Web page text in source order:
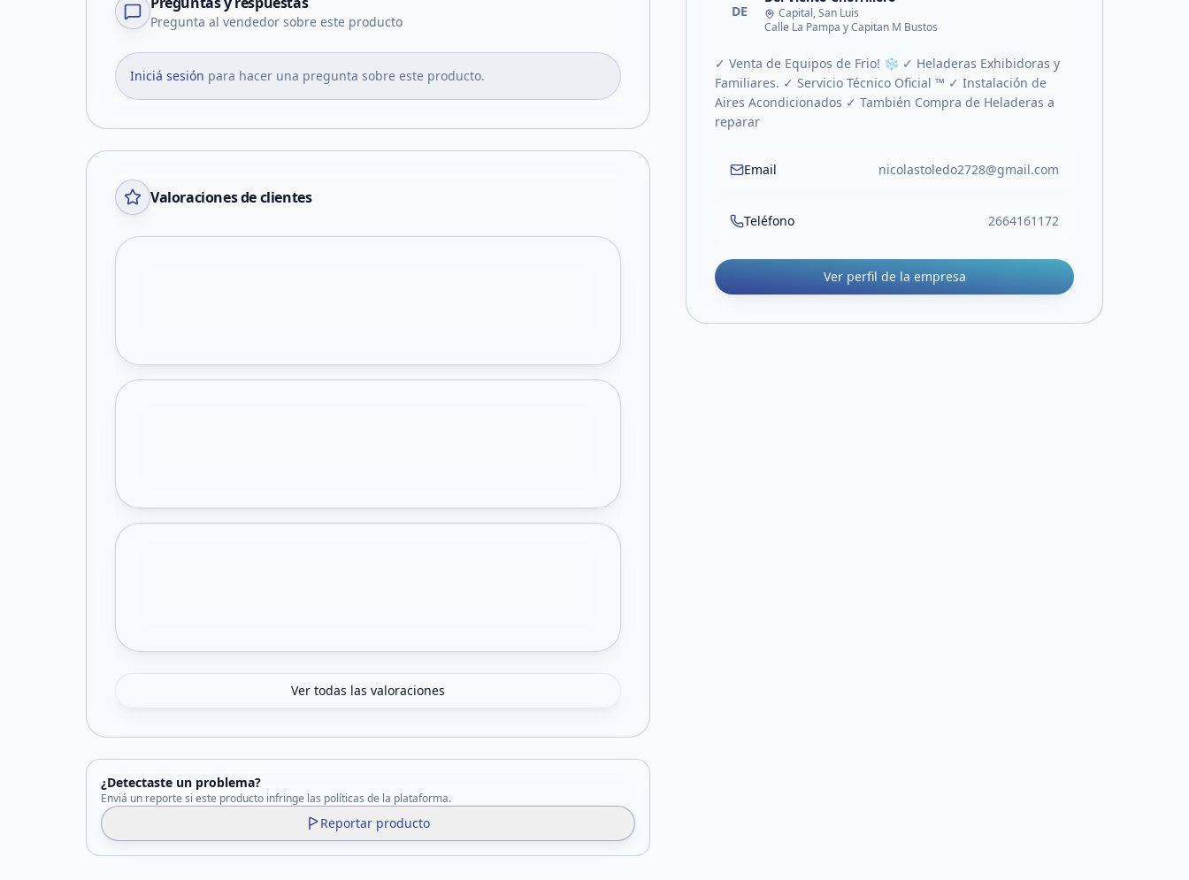
Pregunta al vendedor sobre este producto
Iniciá sesión para hacer una pregunta sobre este producto.
Valoraciones de clientes
Ver todas las valoraciones
¿Detectaste un problema?
Enviá un reporte si este producto infringe las políticas de la plataforma.
Reportar producto
DE
Capital, San Luis
Calle La Pampa y Capitan M Bustos
✓ Venta de Equipos de Frio! ❄️ ✓ Heladeras Exhibidoras y
Familiares. ✓ Servicio Técnico Oficial ™ ✓ Instalación de
Aires Acondicionados ✓ También Compra de Heladeras a
reparar
Email nicolastoledo2728@gmail.com
Teléfono 2664161172
Ver perfil de la empresa